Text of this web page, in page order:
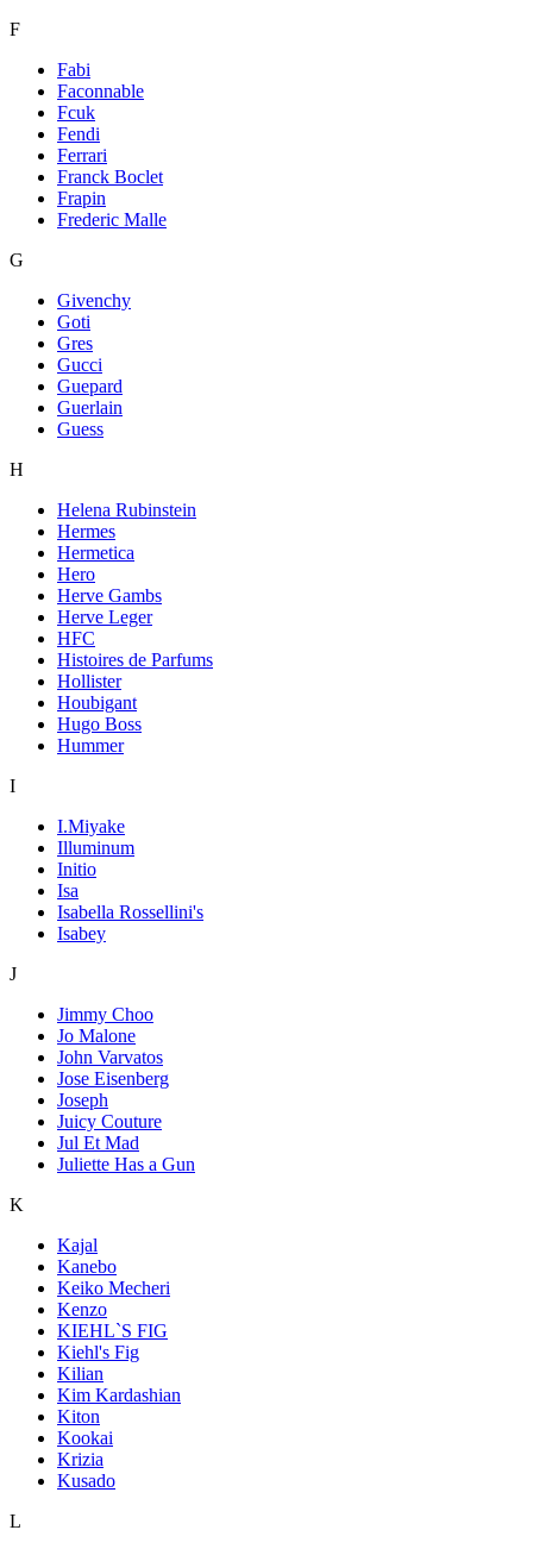
F
Fabi
Faconnable
Fcuk
Fendi
Ferrari
Franck Boclet
Frapin
Frederic Malle
G
Givenchy
Goti
Gres
Gucci
Guepard
Guerlain
Guess
H
Helena Rubinstein
Hermes
Hermetica
Hero
Herve Gambs
Herve Leger
HFC
Histoires de Parfums
Hollister
Houbigant
Hugo Boss
Hummer
I
I.Miyake
Illuminum
Initio
Isa
Isabella Rossellini's
Isabey
J
Jimmy Choo
Jo Malone
John Varvatos
Jose Eisenberg
Joseph
Juicy Couture
Jul Et Mad
Juliette Has a Gun
K
Kajal
Kanebo
Keiko Mecheri
Kenzo
KIEHL`S FIG
Kiehl's Fig
Kilian
Kim Kardashian
Kiton
Kookai
Krizia
Kusado
L